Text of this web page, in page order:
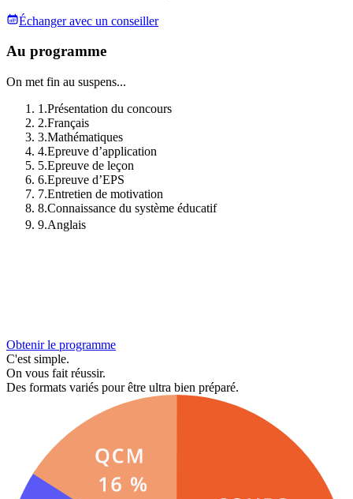
Échanger avec un conseiller
Au programme
On met fin au suspens...
1 .Présentation du concours
2.Français
3.Mathématiques
4.Epreuve d’application
5.Epreuve de leçon
6.Epreuve d’EPS
7.Entretien de motivation
8.Connaissance du système éducatif
9.Anglais
Obtenir le programme
C'est simple.
On vous fait réussir.
Des formats variés pour être ultra bien préparé.